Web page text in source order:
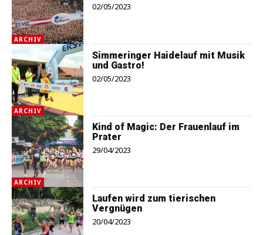
ARCHIV
02/05/2023
ARCHIV
Simmeringer Haidelauf mit Musik
und Gastro!
02/05/2023
ARCHIV
Kind of Magic: Der Frauenlauf im
Prater
29/04/2023
Laufen wird zum tierischen
Vergnügen
20/04/2023